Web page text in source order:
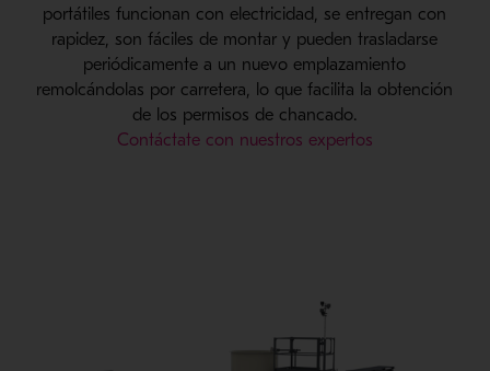
portátiles funcionan con electricidad, se entregan con
rapidez, son fáciles de montar y pueden trasladarse
periódicamente a un nuevo emplazamiento
remolcándolas por carretera, lo que facilita la obtención
de los permisos de chancado.
Contáctate con nuestros expertos